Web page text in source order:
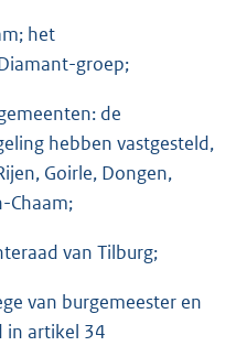
het
groep;
de
hebben vastgesteld,
Goirle, Dongen,
Chaam;
van Tilburg;
van burgemeester en
in artikel 34